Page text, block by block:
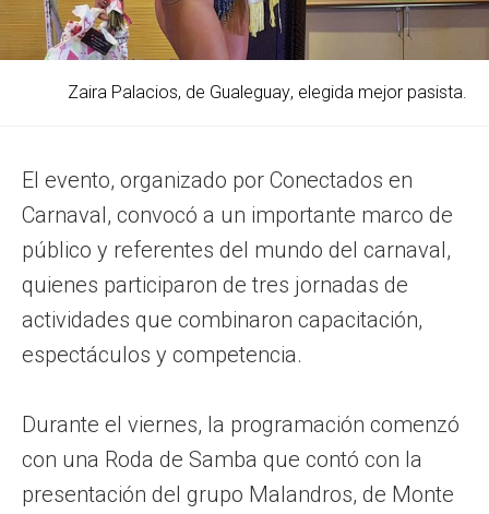
Zaira Palacios, de Gualeguay, elegida mejor pasista.
El evento, organizado por Conectados en
Carnaval, convocó a un importante marco de
público y referentes del mundo del carnaval,
quienes participaron de tres jornadas de
actividades que combinaron capacitación,
espectáculos y competencia.
Durante el viernes, la programación comenzó
con una Roda de Samba que contó con la
presentación del grupo Malandros, de Monte